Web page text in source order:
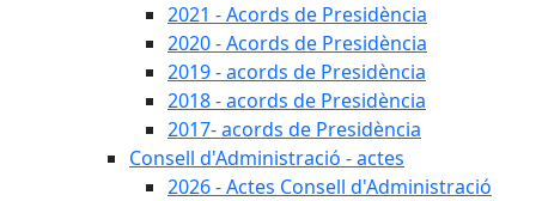
2021 - Acords de Presidència
2020 - Acords de Presidència
2019 - acords de Presidència
2018 - acords de Presidència
2017- acords de Presidència
Consell d'Administració - actes
2026 - Actes Consell d'Administració